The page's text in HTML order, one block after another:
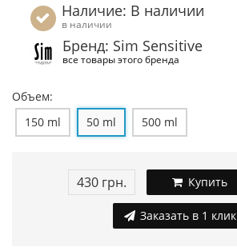
Наличие: В наличии
в наличии
Бренд: Sim Sensitive
все товары этого бренда
Объем:
150 ml
50 ml 500 ml
430 грн. Купить
Заказать в 1 клик